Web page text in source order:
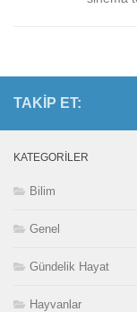
TAKIP ET:
KATEGORILER
Bilim
Genel
Gündelik Hayat
Hayvanlar